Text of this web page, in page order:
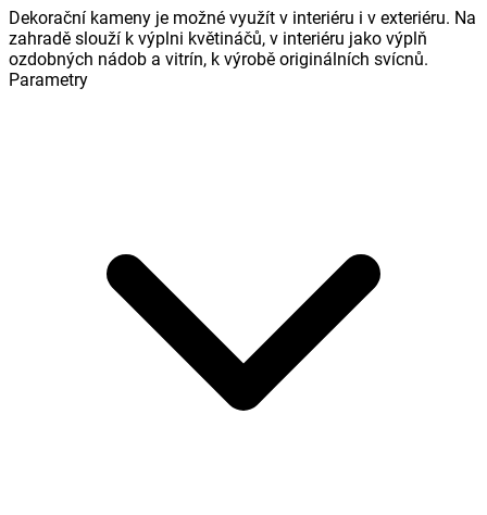
Dekorační kameny je možné využít v interiéru i v exteriéru. Na
zahradě slouží k výplni květináčů, v interiéru jako výplň
ozdobných nádob a vitrín, k výrobě originálních svícnů.
Parametry